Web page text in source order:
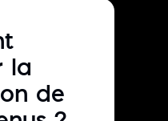
la
de